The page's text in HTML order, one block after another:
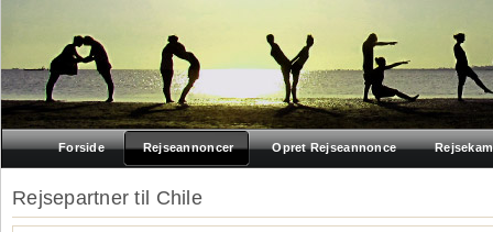
Forside Rejseannoncer Opret Rejseannonce
Rejsepartner til Chile